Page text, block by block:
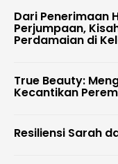
Dari Penerimaan
Perjumpaan,
Perdamaian di
True Beauty:
Kecantikan
Resiliensi Sarah